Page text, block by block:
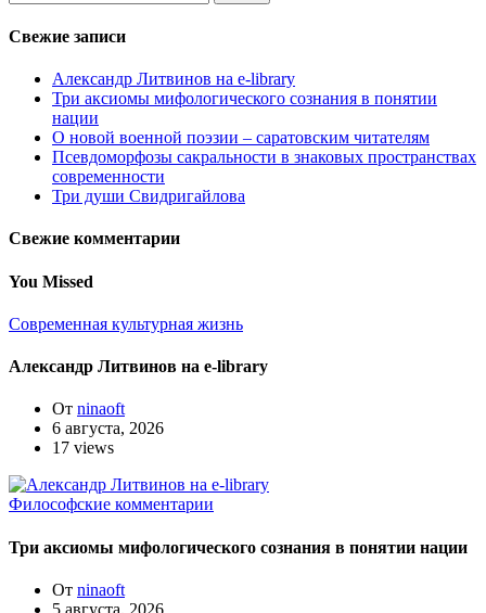
Свежие записи
Александр Литвинов на e-library
Три аксиомы мифологического сознания в понятии
нации
О новой военной поэзии – саратовским читателям
Псевдоморфозы сакральности в знаковых пространствах
современности
Три души Свидригайлова
Свежие комментарии
You Missed
Современная культурная жизнь
Александр Литвинов на e-library
От ninaoft
6 августа, 2026
17 views
Философские комментарии
Три аксиомы мифологического сознания в понятии нации
От ninaoft
5 августа, 2026